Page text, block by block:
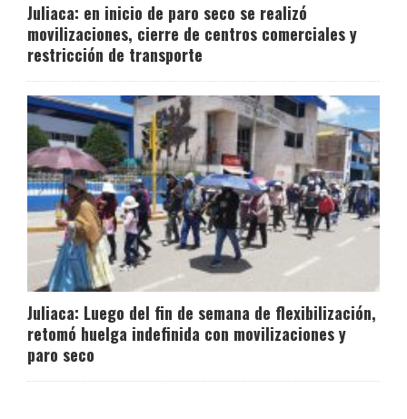
Juliaca: en inicio de paro seco se realizó
movilizaciones, cierre de centros comerciales y
restricción de transporte
Juliaca: Luego del fin de semana de flexibilización,
retomó huelga indefinida con movilizaciones y
paro seco